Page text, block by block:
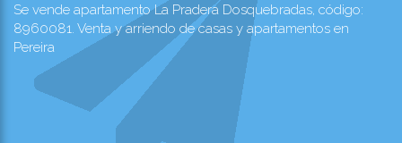
Se vende apartamento La Pradera Dosquebradas, código:
8960081. Venta y arriendo de casas y apartamentos en
Pereira